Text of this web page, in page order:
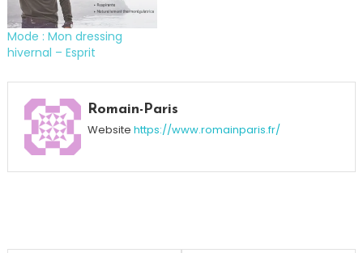
Mode : Mon dressing
hivernal – Esprit
Aéroville,
concours,
Mode,
Romain-Paris
Website https://www.romainparis.fr/